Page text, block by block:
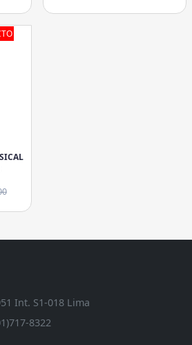
Int. S1-018 Lima
8322